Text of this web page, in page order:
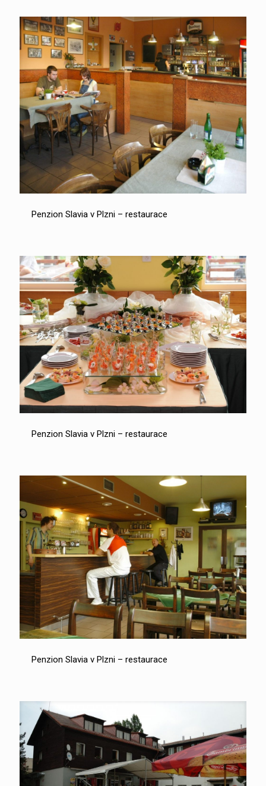
Penzion Slavia v Plzni – restaurace
Penzion Slavia v Plzni – restaurace
Penzion Slavia v Plzni – restaurace